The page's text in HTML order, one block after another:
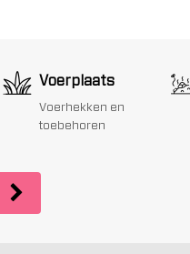
Voerplaats
Voerhekken en
toebehoren